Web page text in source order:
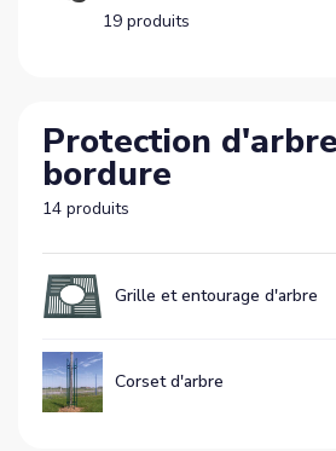
19 produits
Protection
bordure
14 produits
Grille et entourage d'arbre
Corset d'arbre